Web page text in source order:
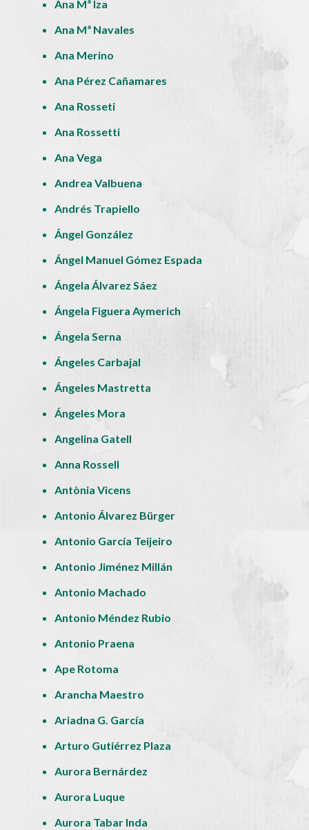
Ana Mª Iza
Ana Mª Navales
Ana Merino
Ana Pérez Cañamares
Ana Rosseti
Ana Rossetti
Ana Vega
Andrea Valbuena
Andrés Trapiello
Ángel González
Ángel Manuel Gómez Espada
Ángela Álvarez Sáez
Ángela Figuera Aymerich
Ángela Serna
Ángeles Carbajal
Ángeles Mastretta
Ángeles Mora
Angelina Gatell
Anna Rossell
Antònia Vicens
Antonio Álvarez Bürger
Antonio García Teijeiro
Antonio Jiménez Millán
Antonio Machado
Antonio Méndez Rubio
Antonio Praena
Ape Rotoma
Arancha Maestro
Ariadna G. García
Arturo Gutiérrez Plaza
Aurora Bernárdez
Aurora Luque
Aurora Tabar Inda